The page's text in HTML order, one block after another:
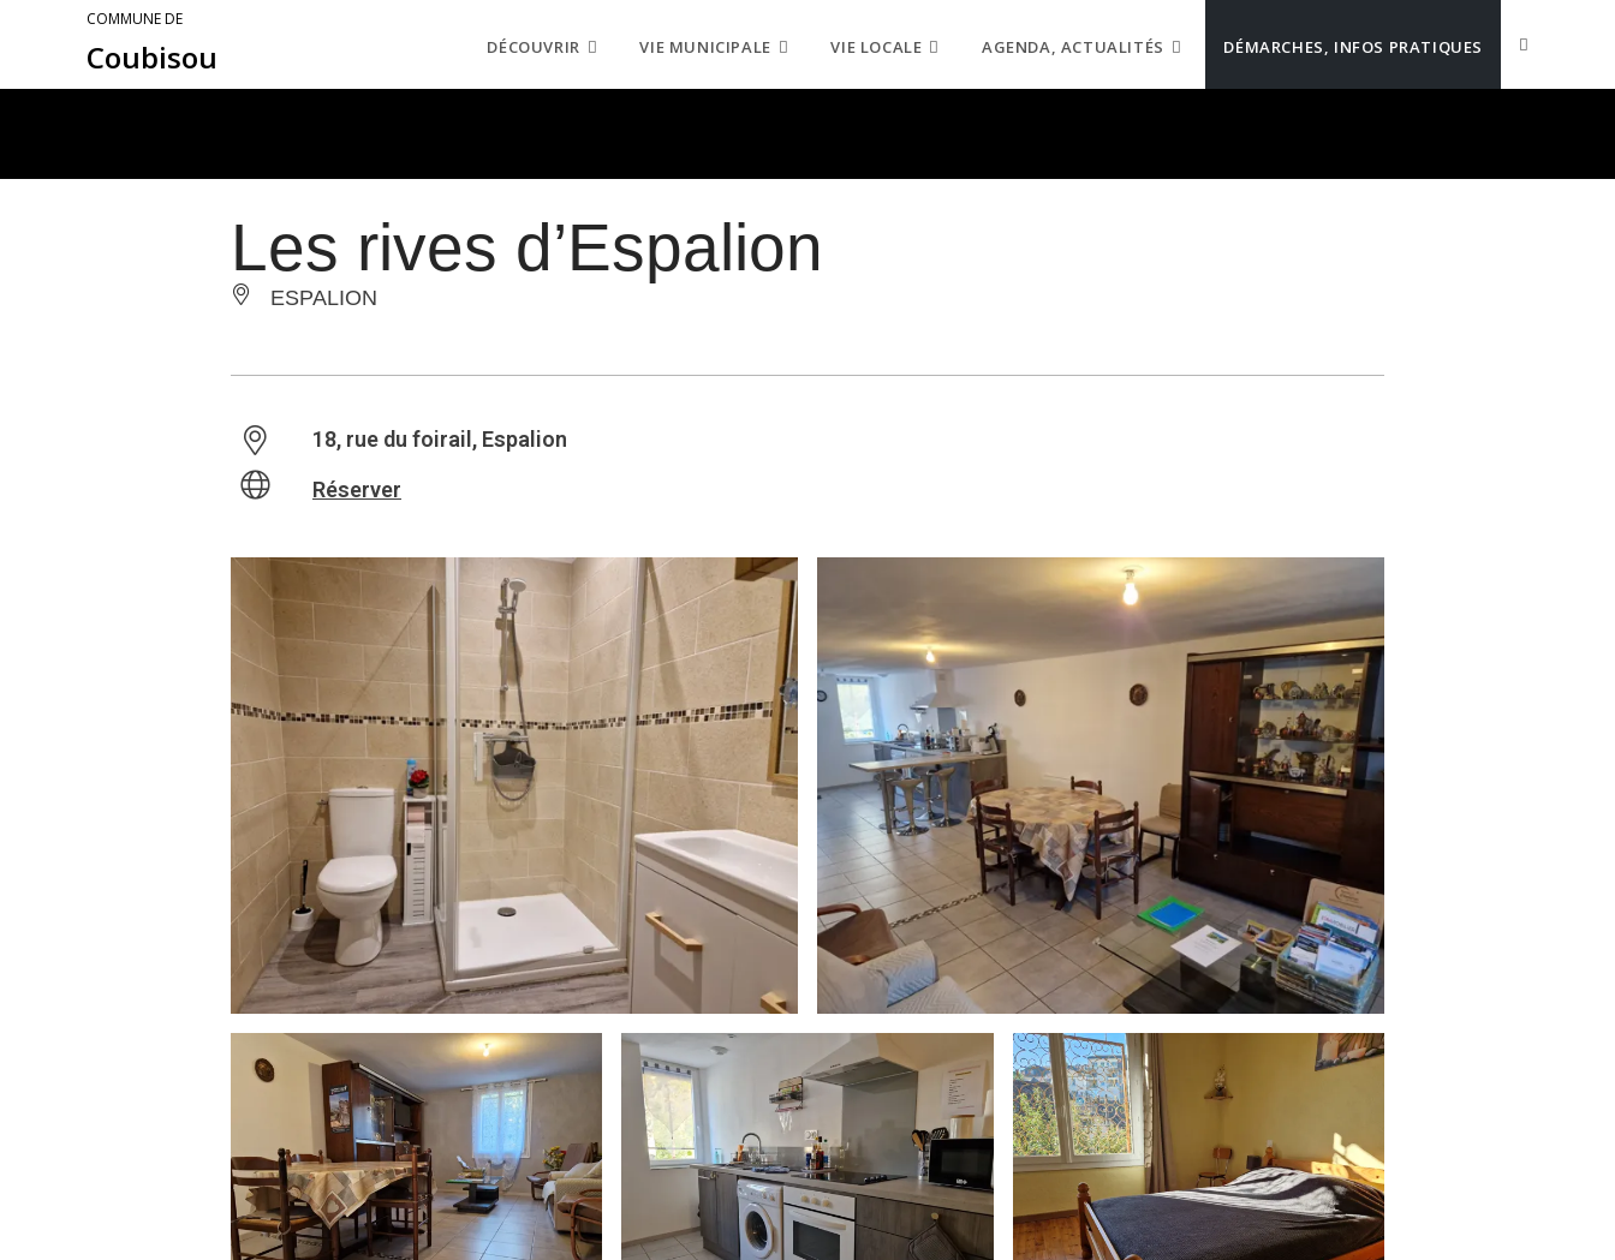
COMMUNE DE
Coubisou DÉCOUVRIR VIE MUNICIPALE VIE LOCALE AGENDA, ACTUALITÉS DÉMARCHES, INFOS PRATIQUES
Les rives d’Espalion
ESPALION
18, rue du foirail, Espalion
Réserver